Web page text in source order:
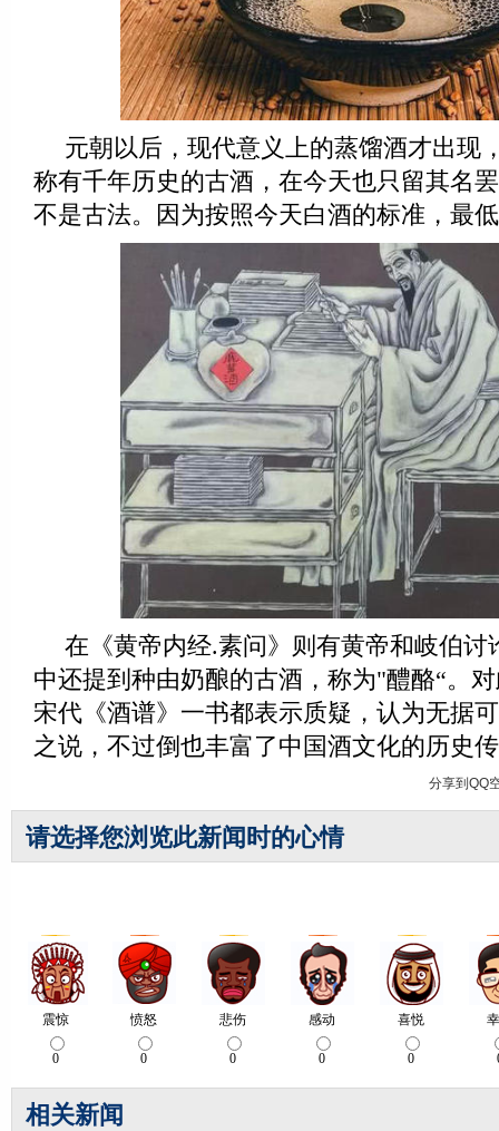
元朝以后，现代意义上的蒸馏酒才出现
称有千年历史的古酒，在今天也只留其名
不是古法。因为按照今天白酒的标准，最
在《黄帝内经.素问》则有黄帝和岐伯讨
中还提到种由奶酿的古酒，称为"醴酪“。
宋代《酒谱》一书都表示质疑，认为无据
之说，不过倒也丰富了中国酒文化的历史
分享到 QQ
请选择您浏览此新闻时的心情
相关新闻